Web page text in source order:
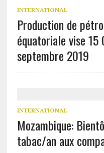
INTERNATIONAL
Production de
équatoriale vise
septembre 2019
INTERNATIONAL
Mozambique:
tabac/an aux